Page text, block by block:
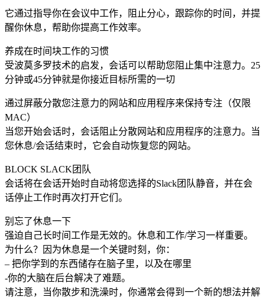
它通过指导你在会议中工作，阻止分心，跟踪你的时间，并提
醒你休息，帮助你提高工作效率。
养成在时间块工作的习惯
受波莫多罗技术的启发，会话可以帮助您阻止集中注意力。25
分钟或45分钟就是你接近目标所需的一切
通过屏蔽分散您注意力的网站和应用程序来保持专注（仅限
MAC）
当您开始会话时，会话阻止分散网站和应用程序的注意力。当
您休息/会话结束时，它会自动恢复您的网站。
BLOCK SLACK团队
会话将在会话开始时自动将您选择的Slack团队静音，并在会
话停止工作时再次打开它们。
别忘了休息一下
强迫自己长时间工作是无效的。休息和工作/学习一样重要。
为什么？因为休息是一个关键时刻，你：
– 把你学到的东西储存在脑子里，以及在哪里
-你的大脑在后台解决了难题。
请注意，当你散步和洗澡时，你通常会得到一个新的想法并解